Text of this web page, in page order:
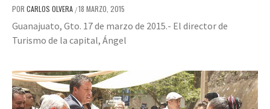
POR CARLOS OLVERA /18 MARZO, 2015
Guanajuato, Gto. 17 de marzo de 2015.- El director de
Turismo de la capital, Ángel